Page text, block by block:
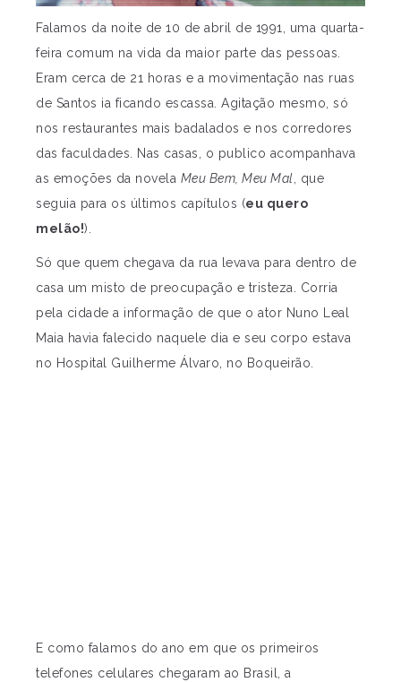
Falamos da noite de 10 de abril de 1991, uma quarta-
feira comum na vida da maior parte das pessoas.
Eram cerca de 21 horas e a movimentação nas ruas
de Santos ia ficando escassa. Agitação mesmo, só
nos restaurantes mais badalados e nos corredores
das faculdades. Nas casas, o publico acompanhava
as emoções da novela Meu Bem, Meu Mal, que
seguia para os últimos capítulos (eu quero
melão!).
Só que quem chegava da rua levava para dentro de
casa um misto de preocupação e tristeza. Corria
pela cidade a informação de que o ator Nuno Leal
Maia havia falecido naquele dia e seu corpo estava
no Hospital Guilherme Álvaro, no Boqueirão.
E como falamos do ano em que os primeiros
telefones celulares chegaram ao Brasil, a